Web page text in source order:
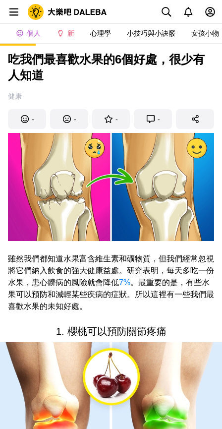
個人 新 心理學 小技巧與小訣竅 女孩小物
吃我們最喜歡水果的6個好處，很少有
人知道
健康
- - - -
雖然我們都知道水果富含維生素和礦物質，但我們經常忽視
將它們納入飲食的強大健康益處。研究表明，每天多吃一份
水果，患心髒病的風險就會降低7%。最重要的是，有些水
果可以預防和減輕某些疾病的症狀。所以這裡有一些我們最
喜歡水果的未知好處。
1. 櫻桃可以預防關節疼痛